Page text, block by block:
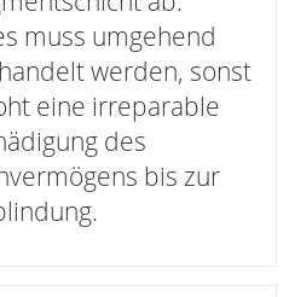
muss umgehend
werden, sonst
eine irreparable
des
bis zur